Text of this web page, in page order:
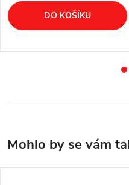
DO KOŠÍKU